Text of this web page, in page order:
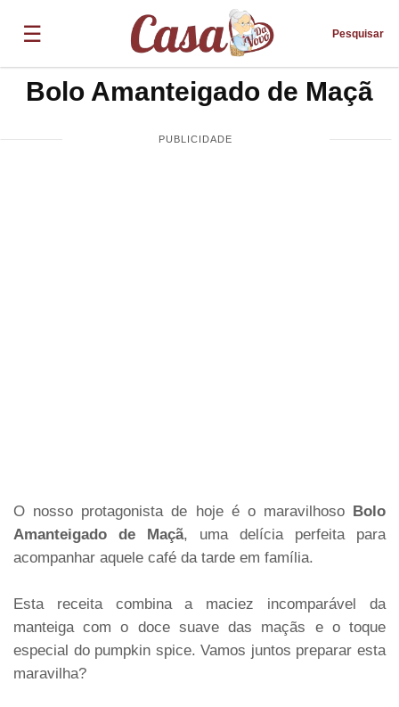
☰ Pesquisar
Bolo Amanteigado de Maçã
O nosso protagonista de hoje é o maravilhoso Bolo
Amanteigado de Maçã, uma delícia perfeita para
acompanhar aquele café da tarde em família.
Esta receita combina a maciez incomparável da
manteiga com o doce suave das maçãs e o toque
especial do pumpkin spice. Vamos juntos preparar esta
maravilha?